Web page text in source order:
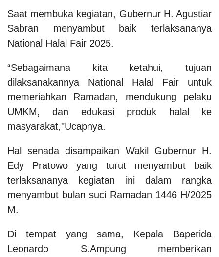
Saat membuka kegiatan, Gubernur H. Agustiar
Sabran menyambut baik terlaksananya
National Halal Fair 2025.
“Sebagaimana kita ketahui, tujuan
dilaksanakannya National Halal Fair untuk
memeriahkan Ramadan, mendukung pelaku
UMKM, dan edukasi produk halal ke
masyarakat,"Ucapnya.
Hal senada disampaikan Wakil Gubernur H.
Edy Pratowo yang turut menyambut baik
terlaksananya kegiatan ini dalam rangka
menyambut bulan suci Ramadan 1446 H/2025
M.
Di tempat yang sama, Kepala Baperida
Leonardo S.Ampung memberikan